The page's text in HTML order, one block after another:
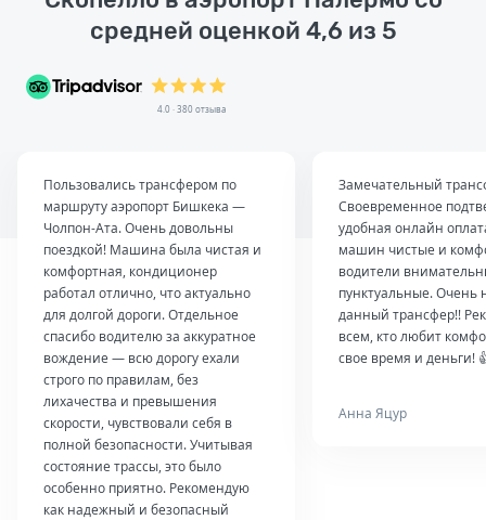
средней оценкой 4,6 из 5
4.0 · 380 отзыва
Пользовались трансфером по
маршруту аэропорт Бишкека —
Чолпон-Ата. Очень довольны
поездкой! Машина была чистая и
комфортная, кондиционер
работал отлично, что актуально
для долгой дороги. Отдельное
спасибо водителю за аккуратное
вождение — всю дорогу ехали
строго по правилам, без
лихачества и превышения
скорости, чувствовали себя в
полной безопасности. Учитывая
состояние трассы, это было
особенно приятно. Рекомендую
как надежный и безопасный
Замечательный
Своевременное
удобная онлайн
машин чистые и
водители
пунктуальные. Очень
данный трансфер!!
всем, кто любит
свое время и деньги!
Анна Яцур